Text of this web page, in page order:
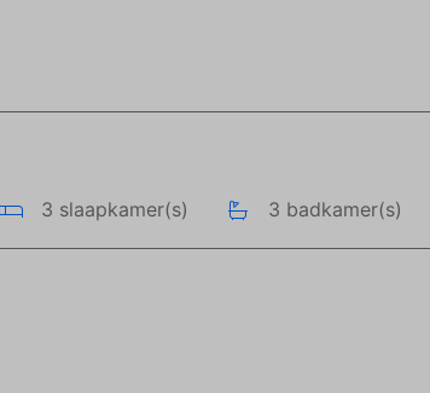
3 slaapkamer(s) 3 badkamer(s)
basisfuncties als paginanavigatie en
Marketing:
zijn afgestemd op en relevant zijn